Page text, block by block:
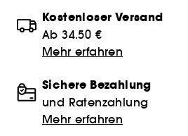
Kostenloser Versand
Ab 34.50 €
Mehr erfahren
Sichere Bezahlung
und Ratenzahlung
Mehr erfahren